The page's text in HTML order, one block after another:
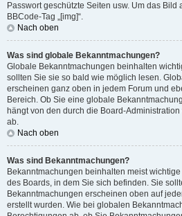
Passwort geschützte Seiten usw. Um das Bild
BBCode-Tag „[img]“.
Nach oben
Was sind globale Bekanntmachungen?
Globale Bekanntmachungen beinhalten
sollten Sie sie so bald wie möglich lesen.
erscheinen ganz oben in jedem Forum und
Bereich. Ob Sie eine globale
hängt von den durch die Board-
ab.
Nach oben
Was sind Bekanntmachungen?
Bekanntmachungen beinhalten meist
des Boards, in dem Sie sich befinden. Sie
Bekanntmachungen erscheinen oben auf
erstellt wurden. Wie bei globalen